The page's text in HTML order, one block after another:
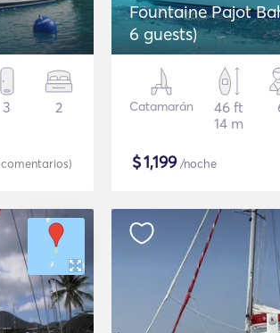
3 2
comentarios)
Fountaine Pajot
6 guests)
Catamarán
46 ft
14 m
$1,199/noche